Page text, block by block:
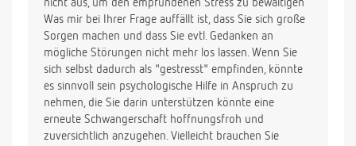
nicht aus, um den empfundenen Stress zu bewältigen
Was mir bei Ihrer Frage auffällt ist, dass Sie sich große
Sorgen machen und dass Sie evtl. Gedanken an
mögliche Störungen nicht mehr los lassen. Wenn Sie
sich selbst dadurch als "gestresst" empfinden, könnte
es sinnvoll sein psychologische Hilfe in Anspruch zu
nehmen, die Sie darin unterstützen könnte eine
erneute Schwangerschaft hoffnungsfroh und
zuversichtlich anzugehen. Vielleicht brauchen Sie